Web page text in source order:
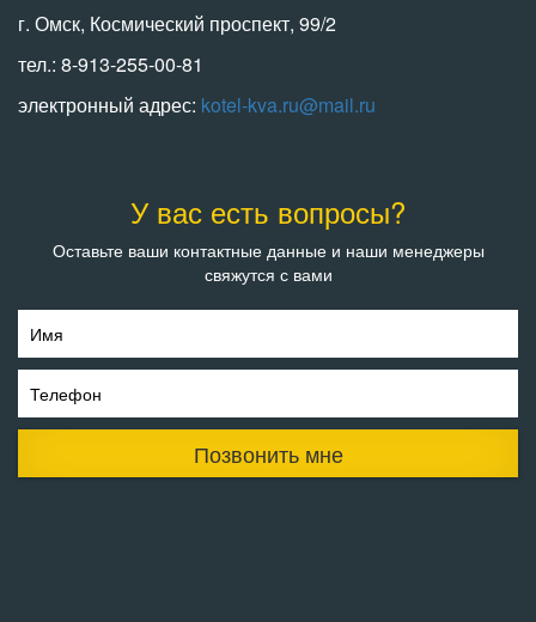
г. Омск, Космический проспект, 99/2
тел.: 8-913-255-00-81
электронный адрес: kotel-kva.ru@mail.ru
У вас есть вопросы?
Оставьте ваши контактные данные и наши менеджеры
свяжутся с вами
Имя
Телефон
Позвонить мне